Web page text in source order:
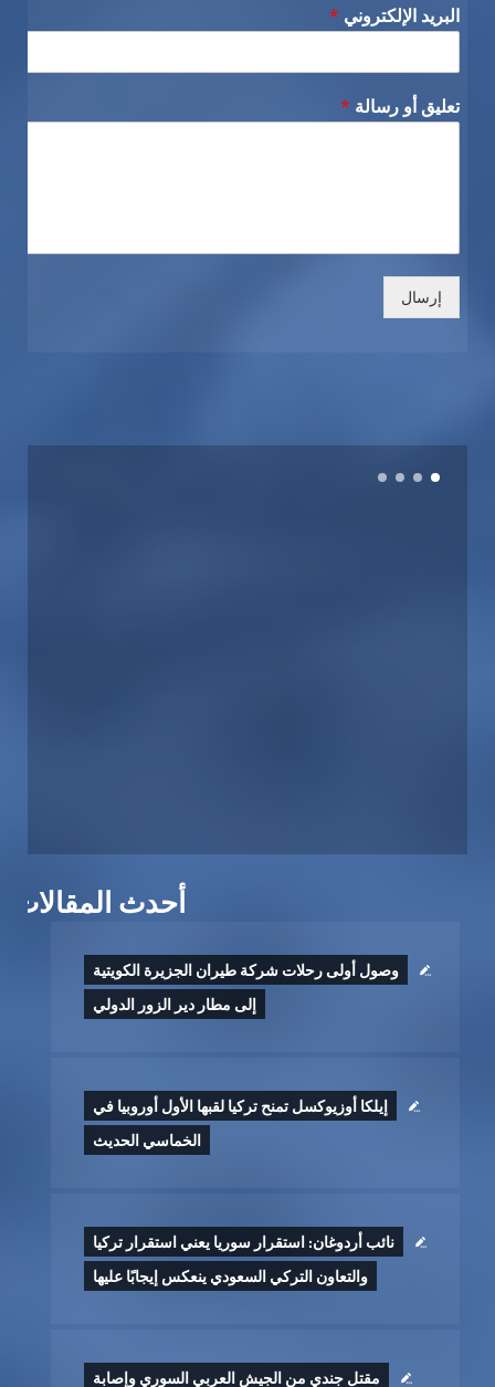
البريد الإلكتروني *
تعليق أو رسالة *
إرسال
أحدث المقالات
وصول أولى رحلات شركة طيران الجزيرة الكويتية
إلى مطار دير الزور الدولي
إيلكا أوزيوكسل تمنح تركيا لقبها الأول أوروبيا في
الخماسي الحديث
نائب أردوغان: استقرار سوريا يعني استقرار تركيا
والتعاون التركي السعودي ينعكس إيجابًا عليها
مقتل جندي من الجيش العربي السوري وإصابة